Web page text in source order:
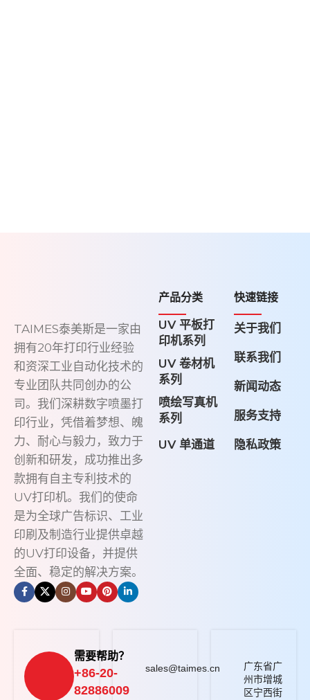
TAIMES泰美斯是一家由
拥有20年打印行业经验
和资深工业自动化技术的
专业团队共同创办的公
司。我们深耕数字喷墨打
印行业，凭借着梦想、魄
力、耐心与毅力，致力于
创新和研发，成功推出多
款拥有自主专利技术的
UV打印机。我们的使命
是为全球广告标识、工业
印刷及制造行业提供卓越
的UV打印设备，并提供
全面、稳定的解决方案。
产品分类
UV 平板打
印机系列
UV 卷材机
系列
喷绘写真机
系列
UV 单通道
快速链接
关于我们
联系我们
新闻动态
服务支持
隐私政策
需要帮助？
+86-20-
82886009
sales@taimes.cn
广东省广
州市增城
区宁西街